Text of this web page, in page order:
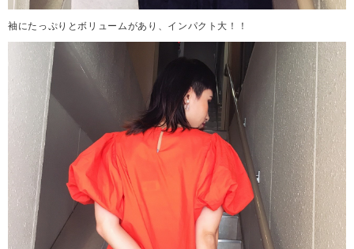
袖にたっぷりとボリュームがあり、インパクト大！！